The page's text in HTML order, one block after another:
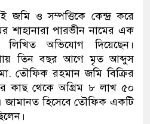
জমি ও সম্পত্তিকে কেন্দ্র করে
শাহানারা পারভীন নামের এক
লিখিত অভিযোগ দিয়েছেন।
তিন বছর আগে মৃত আব্দুস
তৌফিক রহমান জমি বিক্রির
কাছ থেকে অগ্রিম ৮ লাখ ৫০
জামানত হিসেবে তৌফিক একটি